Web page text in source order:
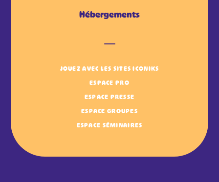
Hébergements
JOUEZ AVEC LES SITES ICONIKS
ESPACE PRO
ESPACE PRESSE
ESPACE GROUPES
ESPACE SÉMINAIRES